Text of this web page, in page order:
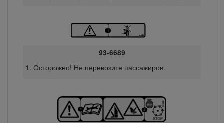
93-6689
Осторожно! Не перевозите пассажиров.